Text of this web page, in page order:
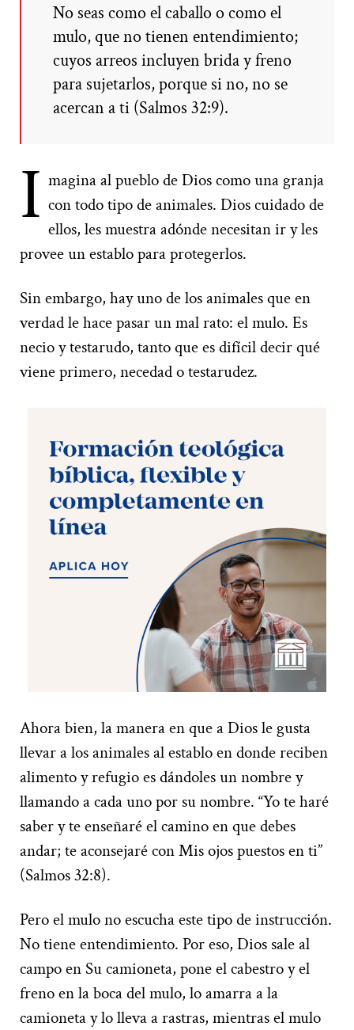
No seas como el caballo o como el
mulo, que no tienen entendimiento;
cuyos arreos incluyen brida y freno
para sujetarlos, porque si no, no se
acercan a ti (Salmos 32:9).
I magina al pueblo de Dios como una granja
con todo tipo de animales. Dios cuidado de
ellos, les muestra adónde necesitan ir y les
provee un establo para protegerlos.
Sin embargo, hay uno de los animales que en
verdad le hace pasar un mal rato: el mulo. Es
necio y testarudo, tanto que es difícil decir qué
viene primero, necedad o testarudez.
Ahora bien, la manera en que a Dios le gusta
llevar a los animales al establo en donde reciben
alimento y refugio es dándoles un nombre y
llamando a cada uno por su nombre. “Yo te haré
saber y te enseñaré el camino en que debes
andar; te aconsejaré con Mis ojos puestos en ti”
(Salmos 32:8).
Pero el mulo no escucha este tipo de instrucción.
No tiene entendimiento. Por eso, Dios sale al
campo en Su camioneta, pone el cabestro y el
freno en la boca del mulo, lo amarra a la
camioneta y lo lleva a rastras, mientras el mulo